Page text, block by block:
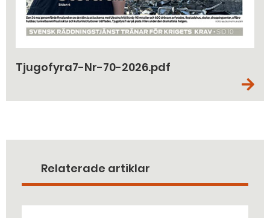
Tjugofyra7-Nr-70-2026.pdf
Relaterade artiklar